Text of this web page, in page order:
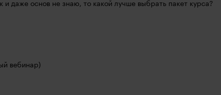
и даже основ не знаю, то какой лучше выбрать пакет курса?
вебинар)